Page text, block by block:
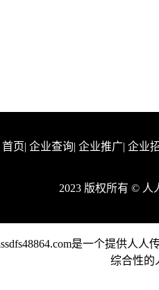
首页| 企业查询| 企业推广| 企业
2023 版权所有 ©
是一个提供人
综合性的